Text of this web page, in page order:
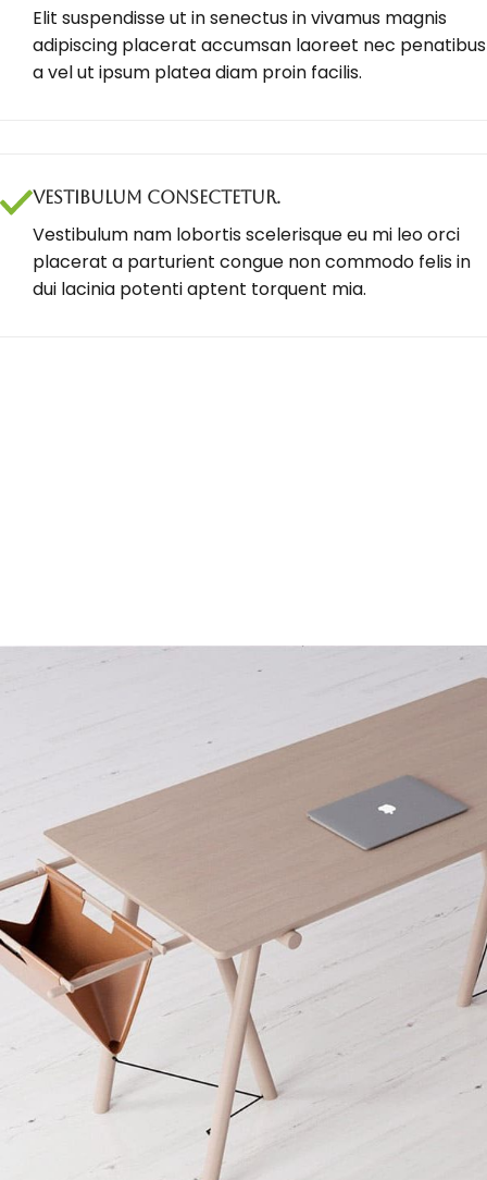
Elit suspendisse ut in senectus in vivamus magnis
adipiscing placerat accumsan laoreet nec penatibus
a vel ut ipsum platea diam proin facilis.
VESTIBULUM CONSECTETUR.
Vestibulum nam lobortis scelerisque eu mi leo orci
placerat a parturient congue non commodo felis in
dui lacinia potenti aptent torquent mia.